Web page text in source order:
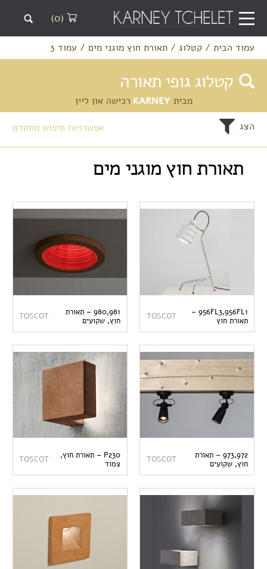
(0)
עמוד הבית/ קטלוג/ תאורת חוץ מוגני מים/ עמוד 3
קטלוג גופי תאורה
מבית KARNEY רכישה און ליין
הצג
אפשרויות חיפוש מתקדם
תאורת חוץ מוגני מים
956FL3,956FL1 –
תאורת חוץ
TOSCOT
980,981 – תאורת
חוץ, שקועים
TOSCOT
973,972 – תאורת
חוץ, שקועים
TOSCOT
P230 – תאורת חוץ,
צמוד
TOSCOT